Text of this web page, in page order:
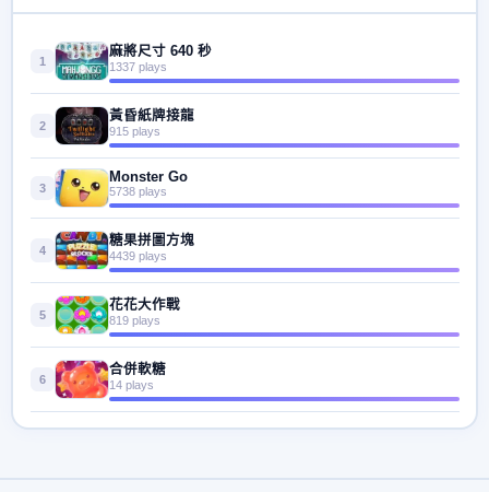
1
麻將尺寸 640 秒
1337 plays
2
黃昏紙牌接龍
915 plays
3
Monster Go
5738 plays
4
糖果拼圖方塊
4439 plays
5
花花大作戰
819 plays
6
合併軟糖
14 plays